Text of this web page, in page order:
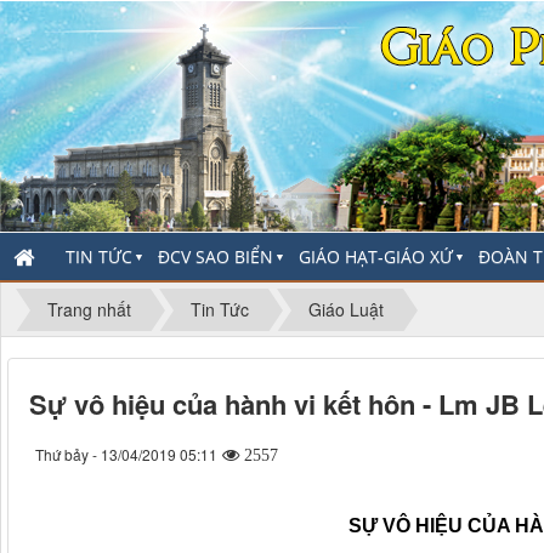
TIN TỨC ▼ ĐCV SAO BIỂN ▼ GIÁO HẠT-GIÁO XỨ▼ ĐOÀN
Trang nhất Tin Tức Giáo Luật
Sự vô hiệu của hành vi kết hôn - Lm JB
Thứ bảy - 13/04/2019 05:11 2557
SỰ VÔ HIỆU CỦA